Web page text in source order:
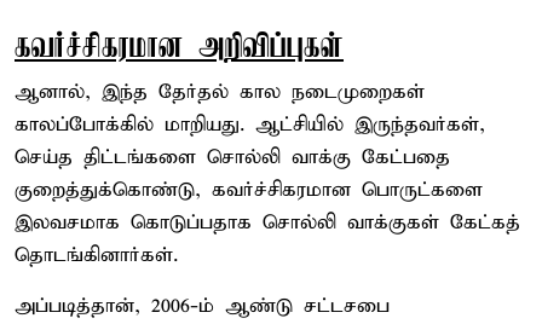
கவர்ச்சிகரமான அறிவிப்புகள்
ஆனால், இந்த தேர்தல் கால நடைமுறைகள்
காலப்போக்கில் மாறியது. ஆட்சியில் இருந்தவர்கள்,
செய்த திட்டங்களை சொல்லி வாக்கு கேட்பதை
குறைத்துக்கொண்டு, கவர்ச்சிகரமான பொருட்களை
இலவசமாக கொடுப்பதாக சொல்லி வாக்குகள் கேட்கத்
தொடங்கினார்கள்.
அப்படித்தான், 2006-ம் ஆண்டு சட்டசபை